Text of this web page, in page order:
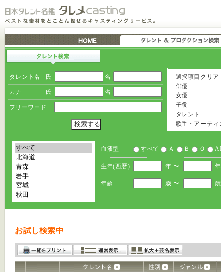
タレント名 氏 名
カナ 氏 名
フリーワード
選択項目クリア
俳優
女優
子役
タレント
歌手・アーティ
血液型 すべて Ａ Ｂ Ｏ
生年(西暦) 年 〜
年齢 歳 〜 歳
お試し検索中